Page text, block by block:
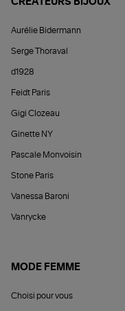
Aurélie Bidermann
Serge Thoraval
d1928
Feidt Paris
Gigi Clozeau
Ginette NY
Pascale Monvoisin
Stone Paris
Vanessa Baroni
Vanrycke
MODE FEMME
Choisi pour vous